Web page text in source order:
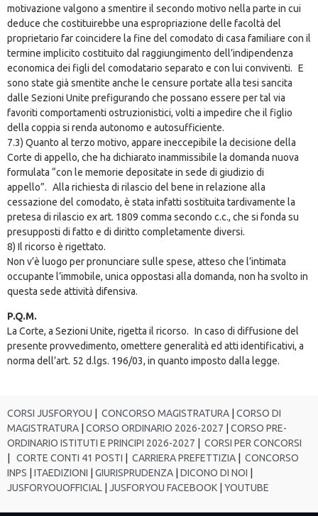
motivazione valgono a smentire il secondo motivo nella parte in cui
deduce che costituirebbe una espropriazione delle facoltà del
proprietario far coincidere la fine del comodato di casa familiare con il
termine implicito costituito dal raggiungimento dell’indipendenza
economica dei figli del comodatario separato e con lui conviventi. E
sono state già smentite anche le censure portate alla tesi sancita
dalle Sezioni Unite prefigurando che possano essere per tal via
favoriti comportamenti ostruzionistici, volti a impedire che il figlio
della coppia si renda autonomo e autosufficiente.
7.3) Quanto al terzo motivo, appare ineccepibile la decisione della
Corte di appello, che ha dichiarato inammissibile la domanda nuova
formulata “con le memorie depositate in sede di giudizio di
appello”. Alla richiesta di rilascio del bene in relazione alla
cessazione del comodato, è stata infatti sostituita tardivamente la
pretesa di rilascio ex art. 1809 comma secondo c.c., che si fonda su
presupposti di fatto e di diritto completamente diversi.
8) Il ricorso è rigettato.
Non v’è luogo per pronunciare sulle spese, atteso che l’intimata
occupante l’immobile, unica oppostasi alla domanda, non ha svolto in
questa sede attività difensiva.
P.Q.M.
La Corte, a Sezioni Unite, rigetta il ricorso. In caso di diffusione del
presente provvedimento, omettere generalità ed atti identificativi, a
norma dell’art. 52 d.lgs. 196/03, in quanto imposto dalla legge.
CORSI JUSFORYOU | CONCORSO MAGISTRATURA | CORSO DI
MAGISTRATURA | CORSO ORDINARIO 2026-2027 | CORSO PRE-
ORDINARIO ISTITUTI E PRINCIPI 2026-2027 | CORSI PER CONCORSI
|
CORTE CONTI 41 POSTI | CARRIERA PREFETTIZIA | CONCORSO
INPS | ITAEDIZIONI | GIURISPRUDENZA | DICONO DI NOI |
JUSFORYOUOFFICIAL | JUSFORYOU FACEBOOK | YOUTUBE